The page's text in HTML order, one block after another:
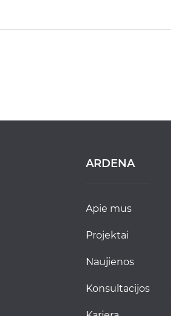
ARDENA
apie mus
projektai
naujienos
konsultacijos